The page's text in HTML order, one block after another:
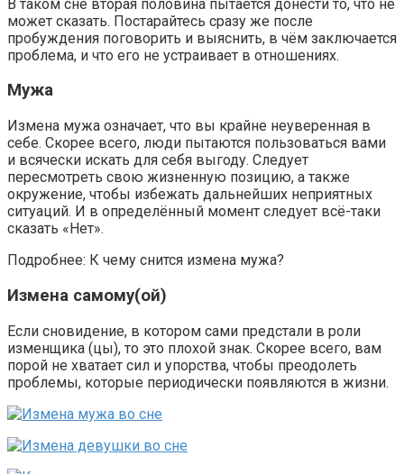
В таком сне вторая половина пытается донести то, что не
может сказать. Постарайтесь сразу же после
пробуждения поговорить и выяснить, в чём заключается
проблема, и что его не устраивает в отношениях.
Мужа
Измена мужа означает, что вы крайне неуверенная в
себе. Скорее всего, люди пытаются пользоваться вами
и всячески искать для себя выгоду. Следует
пересмотреть свою жизненную позицию, а также
окружение, чтобы избежать дальнейших неприятных
ситуаций. И в определённый момент следует всё-таки
сказать «Нет».
Подробнее: К чему снится измена мужа?
Измена самому(ой)
Если сновидение, в котором сами предстали в роли
изменщика (цы), то это плохой знак. Скорее всего, вам
порой не хватает сил и упорства, чтобы преодолеть
проблемы, которые периодически появляются в жизни.